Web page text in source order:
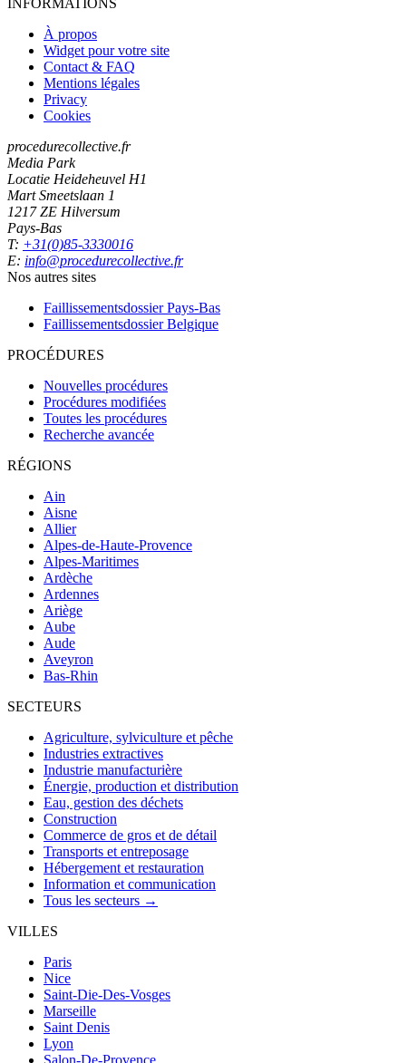
À propos
Widget pour votre site
Contact & FAQ
Mentions légales
Privacy
Cookies
procedurecollective.fr
Media Park
Locatie Heideheuvel H1
Mart Smeetslaan 1
1217 ZE Hilversum
Pays-Bas
T: +31(0)85-3330016
E: info@procedurecollective.fr
Nos autres sites
Faillissementsdossier Pays-Bas
Faillissementsdossier Belgique
PROCÉDURES
Nouvelles procédures
Procédures modifiées
Toutes les procédures
Recherche avancée
RÉGIONS
Ain
Aisne
Allier
Alpes-de-Haute-Provence
Alpes-Maritimes
Ardèche
Ardennes
Ariège
Aube
Aude
Aveyron
Bas-Rhin
SECTEURS
Agriculture, sylviculture et pêche
Industries extractives
Industrie manufacturière
Énergie, production et distribution
Eau, gestion des déchets
Construction
Commerce de gros et de détail
Transports et entreposage
Hébergement et restauration
Information et communication
Tous les secteurs →
VILLES
Paris
Nice
Saint-Die-Des-Vosges
Marseille
Saint Denis
Lyon
Salon-De-Provence